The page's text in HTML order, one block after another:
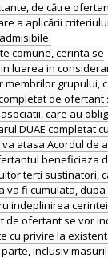
de către
a aplicării
comune, cerinta se
luarea in
grupului,
de ofertant
care au
DUAE completat
atasa Acordul de
beneficiaza
terti sustinatori,
va fi cumulata, dupa
indeplinirea
de ofertant se vor
cu privire la
inclusiv